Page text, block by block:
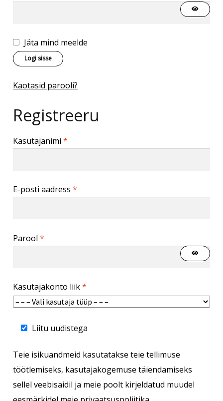
Jäta mind meelde
Logi sisse
Kaotasid parooli?
Registreeru
Kasutajanimi *
E-posti aadress *
Parool *
Kasutajakonto liik*
Liitu uudistega
Teie isikuandmeid kasutatakse teie tellimuse
töötlemiseks, kasutajakogemuse täiendamiseks
sellel veebisaidil ja meie poolt kirjeldatud muudel